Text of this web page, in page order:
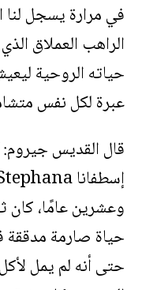
في مرارة يسجل
الراهب العملاق
حياته الروحية
عبرة لكل نفس
قال القديس
وعشرين عامًا،
حياة صارمة مدققة
حتى أنه لم يمل